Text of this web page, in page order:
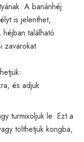
A banánhéj
is jelenthet,
található
zavarokat
és adjuk
turmixoljuk le. Ezt a
tölthetjük kongba,